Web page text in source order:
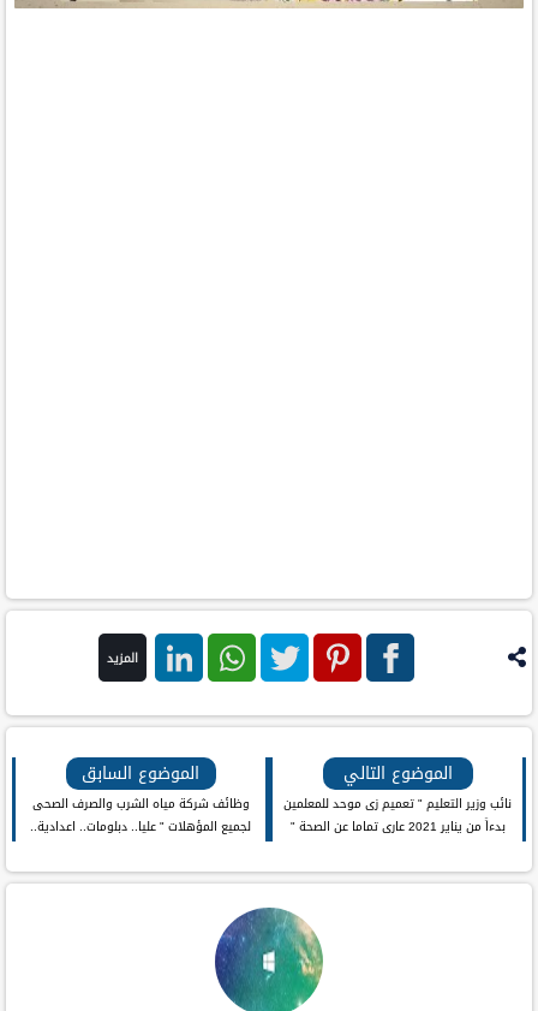
بوك
المزيد
الموضوع التالي
نائب وزير التعليم " تعميم زى موحد للمعلمين
بدءاً من يناير 2021 عارى تماما عن الصحة "
الموضوع السابق
وظائف شركة مياه الشرب والصرف الصحى
لجميع المؤهلات " عليا.. دبلومات.. اعدادية..